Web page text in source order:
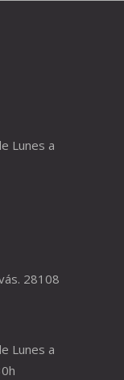
Lunes a
28108
Lunes a